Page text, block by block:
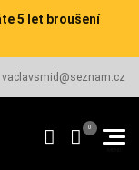
5 let broušení
vaclavsmid@seznam.cz